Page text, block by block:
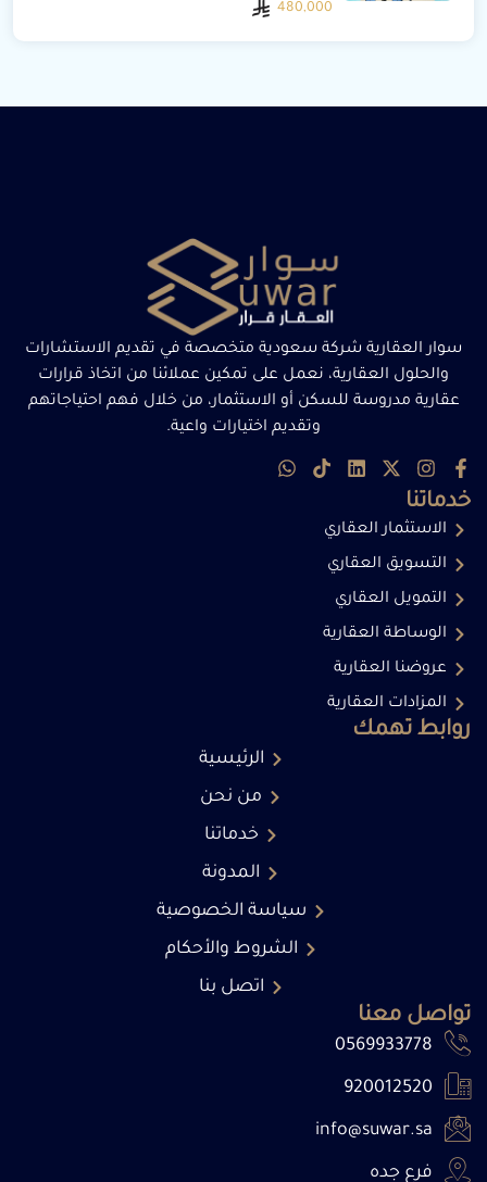
480,000
سوار العقارية شركة سعودية متخصصة في تقديم الاستشارات
والحلول العقارية، نعمل على تمكين عملائنا من اتخاذ قرارات
عقارية مدروسة للسكن أو الاستثمار، من خلال فهم احتياجاتهم
وتقديم اختيارات واعية.
روابط تهمك
الرئيسية
من نحن
خدماتنا
المدونة
سياسة الخصوصية
الشروط والأحكام
اتصل بنا
خدماتنا
الاستثمار العقاري
التسويق العقاري
التمويل العقاري
الوساطة العقارية
عروضنا العقارية
المزادات العقارية
تواصل معنا
0569933778
920012520
info@suwar.sa
فرع جده